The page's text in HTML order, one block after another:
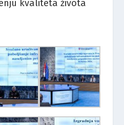
kvaliteta života